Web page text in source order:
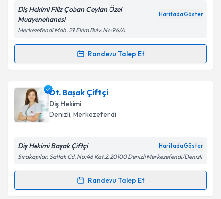
Kişisel verilerimin işlenmesine ilişkinAydınlatma
'ni okudum ve kişisel verilerimin belirtilen
kapsamda işlenmesini kabul ediyorum.
Takvim Talebini Gönder
Diş Hekimi Filiz Çoban Ceylan Özel
Muayenehanesi
Haritada Göster
Merkezefendi Mah. 29 Ekim Bulv. No:96/A
Randevu Talep Et
Randevu Takvimi Talebi
Dt. Filiz Çoban Ceylan
oluşturun. Size bu uzmandan randevu almanız için bir
takvim hazırlandığında e-posta ile bilgilendireceğiz.
Kişisel verilerimin işlenmesine ilişkin
Metni'ni okudum ve kişisel verilerimin belirtilen
Dt. Başak Çiftçi
Diş Hekimi
Denizli, Merkezefendi
Diş Hekimi Başak Çiftçi Haritada Göster
Sırakapılar, Saltak Cd. No:46 Kat.2, 20100 Denizli Merkezefendi/Denizli
Randevu Talep Et
Randevu Takvimi Talebi